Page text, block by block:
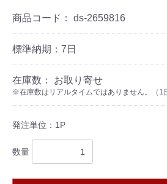
商品コード： ds-2659816
標準納期：7日
在庫数： お取り寄せ
※在庫数はリアルタイムではありません。（1
発注単位：1P
数量